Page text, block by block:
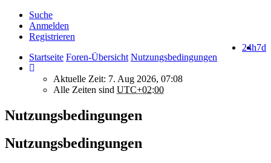
Suche
Anmelden
Registrieren
7d
24h
Startseite Foren-Übersicht Nutzungsbedingungen
Aktuelle Zeit: 7. Aug 2026, 07:08
Alle Zeiten sind UTC+02:00
Nutzungsbedingungen
Nutzungsbedingungen